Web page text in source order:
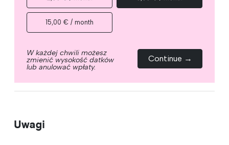
15,00 € / month
W każdej chwili możesz
zmienić wysokość datków
lub anulować wpłaty.
Continue →
Uwagi